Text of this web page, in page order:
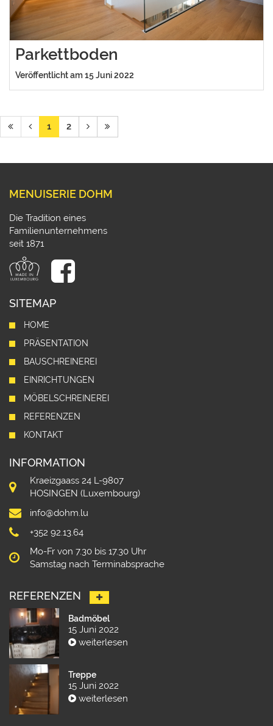
Parkettboden
Veröffentlicht am 15 Juni 2022
1 2
MENUISERIE DOHM
Die Tradition eines
Familienunternehmens
seit 1871
SITEMAP
HOME
PRÄSENTATION
BAUSCHREINEREI
EINRICHTUNGEN
MÖBELSCHREINEREI
REFERENZEN
KONTAKT
INFORMATION
Kraeizgaass 24 L-9807
HOSINGEN (Luxembourg)
info@dohm.lu
+352 92.13.64
Mo-Fr von 7.30 bis 17.30 Uhr
Samstag nach Terminabsprache
REFERENZEN
Badmöbel
15 Juni 2022
weiterlesen
Treppe
15 Juni 2022
weiterlesen